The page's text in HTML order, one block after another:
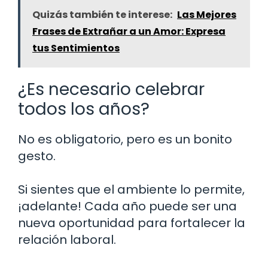
Quizás también te interese: Las Mejores
Frases de Extrañar a un Amor: Expresa
tus Sentimientos
¿Es necesario celebrar
todos los años?
No es obligatorio, pero es un bonito
gesto.
Si sientes que el ambiente lo permite,
¡adelante! Cada año puede ser una
nueva oportunidad para fortalecer la
relación laboral.